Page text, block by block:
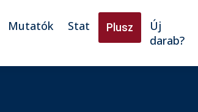
Mutatók Stat Plusz
Új
darab?